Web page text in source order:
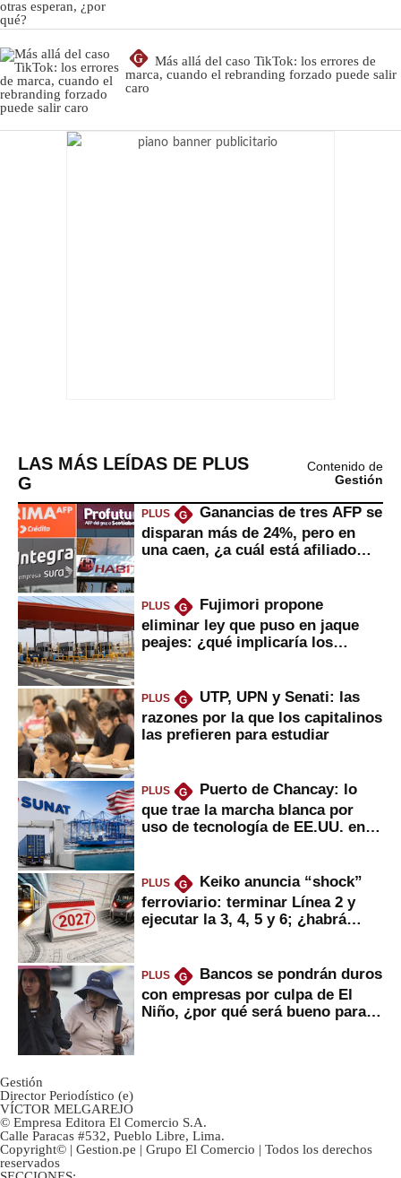
G
Más allá del caso TikTok: los errores de
marca, cuando el rebranding forzado puede salir
caro
LAS MÁS LEÍDAS DE PLUS
G
Contenido de
Gestión
PLUS G
Ganancias de tres AFP se
disparan más de 24%, pero en
una caen, ¿a cuál está afiliado
PLUS G
Fujimori propone
eliminar ley que puso en jaque
peajes: ¿qué implicaría los
PLUS G
UTP, UPN y Senati: las
razones por la que los capitalinos
las prefieren para estudiar
PLUS G
Puerto de Chancay: lo
que trae la marcha blanca por
uso de tecnología de EE.UU. en
PLUS G
Keiko anuncia “shock”
ferroviario: terminar Línea 2 y
ejecutar la 3, 4, 5 y 6; ¿habrá
PLUS G
Bancos se pondrán duros
con empresas por culpa de El
Niño, ¿por qué será bueno para
Gestión
Director Periodístico (e)
VÍCTOR MELGAREJO
© Empresa Editora El Comercio S.A.
Calle Paracas #532, Pueblo Libre, Lima.
Copyright© | Gestion.pe | Grupo El Comercio | Todos los derechos
reservados